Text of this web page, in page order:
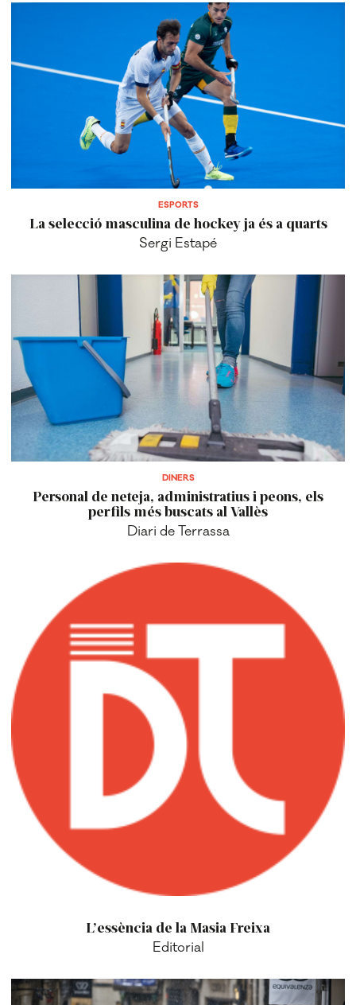
ESPORTS
La selecció masculina de hockey ja és a quarts
Sergi Estapé
DINERS
Personal de neteja, administratius i peons, els
perfils més buscats al Vallès
Diari de Terrassa
L’essència de la Masia Freixa
Editorial